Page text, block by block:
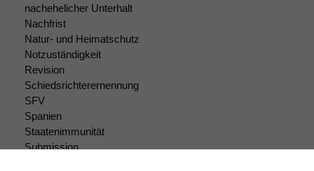
nachehelicher Unterhalt
Nachfrist
Natur- und Heimatschutz
Notzuständigkeit
Revision
Schiedsrichterernennung
SFV
Spanien
Staatenimmunität
Submission